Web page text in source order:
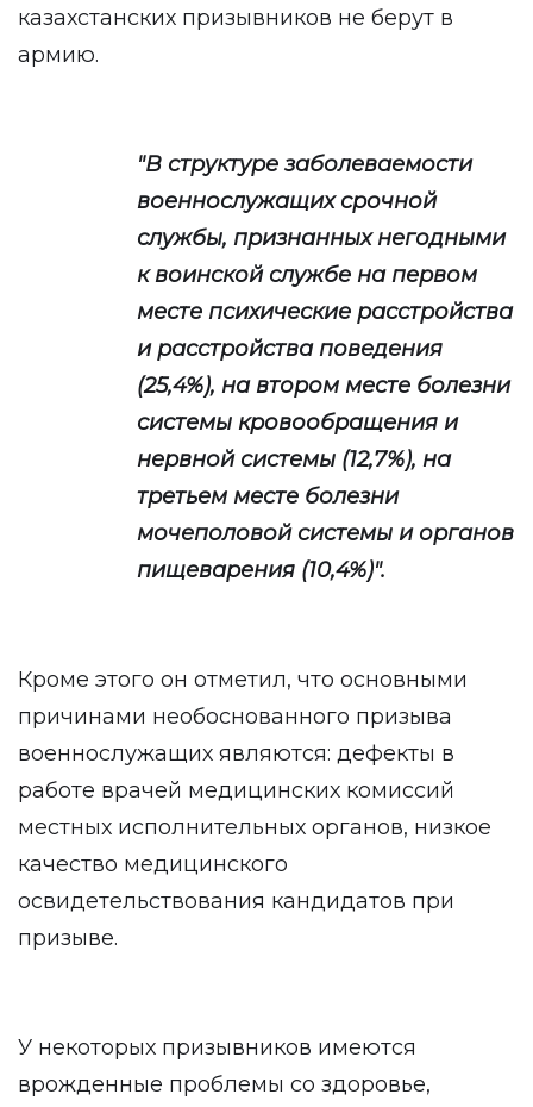
казахстанских призывников не берут в
армию.
"В структуре заболеваемости
военнослужащих срочной
службы, признанных негодными
к воинской службе на первом
месте психические расстройства
и расстройства поведения
(25,4%), на втором месте болезни
системы кровообращения и
нервной системы (12,7%), на
третьем месте болезни
мочеполовой системы и органов
пищеварения (10,4%)".
Кроме этого он отметил, что основными
причинами необоснованного призыва
военнослужащих являются: дефекты в
работе врачей медицинских комиссий
местных исполнительных органов, низкое
качество медицинского
освидетельствования кандидатов при
призыве.
У некоторых призывников имеются
врожденные проблемы со здоровье,